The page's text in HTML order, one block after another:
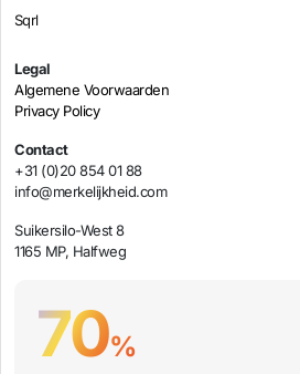
Sqrl
Legal
Algemene Voorwaarden
Privacy Policy
Contact
+31 (0)20 854 01 88
info@merkelijkheid.com
Suikersilo-West 8
1165 MP, Halfweg
70%